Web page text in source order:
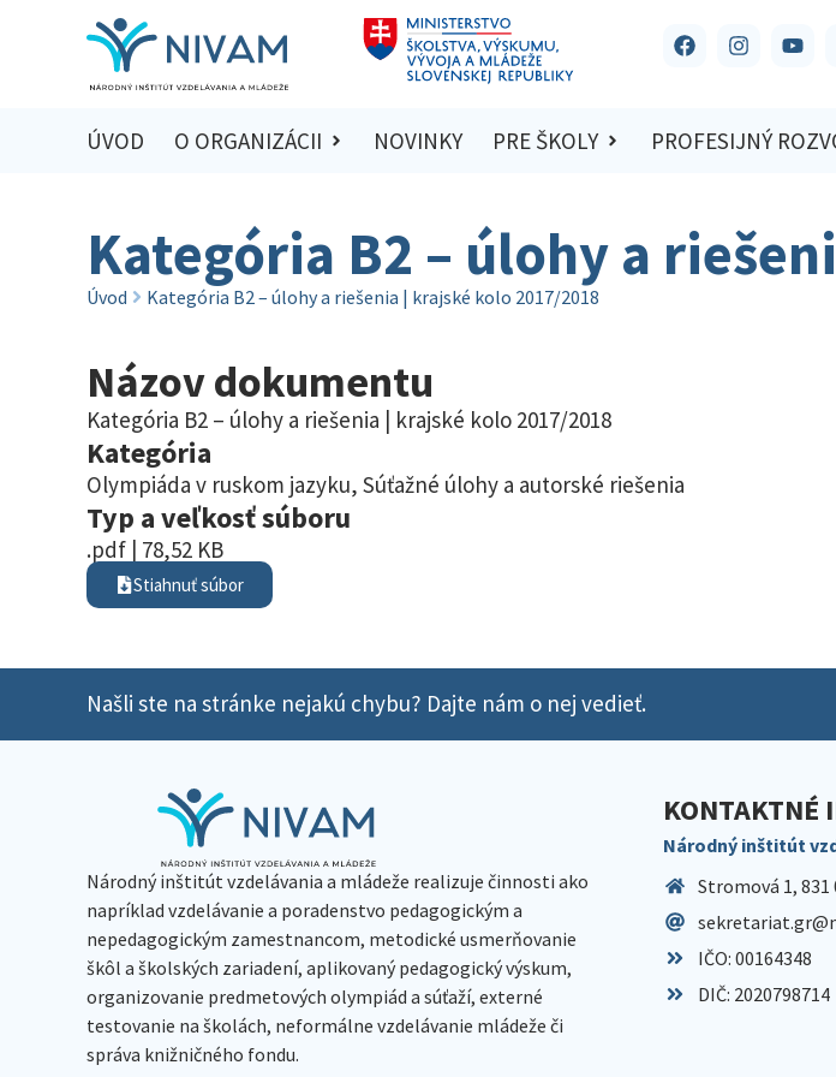
ÚVOD O ORGANIZÁCII NOVINKY PRE ŠKOLY PROFESIJNÝ
Kategória B2 – úlohy a
Úvod Kategória B2 – úlohy a riešenia | krajské kolo 2017/2018
Názov dokumentu
Kategória B2 – úlohy a riešenia | krajské kolo 2017/2018
Kategória
Olympiáda v ruskom jazyku, Súťažné úlohy a autorské riešenia
Typ a veľkosť súboru
.pdf | 78,52 KB
Stiahnuť súbor
Našli ste na stránke nejakú chybu? Dajte nám o nej vedieť.
Národný inštitút vzdelávania a mládeže realizuje činnosti ako
napríklad vzdelávanie a poradenstvo pedagogickým a
nepedagogickým zamestnancom, metodické usmerňovanie
škôl a školských zariadení, aplikovaný pedagogický výskum,
organizovanie predmetových olympiád a súťaží, externé
testovanie na školách, neformálne vzdelávanie mládeže či
správa knižničného fondu.
KONTAKTNÉ
Národný inštitút
Stromová 1,
IČO: 00164348
DIČ: 2020798714